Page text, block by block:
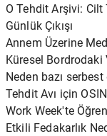
O Tehdit Arşivi: Cilt
Günlük Çıkışı
Annem Üzerine
Küresel Bordrodaki
Neden bazı
Tehdit Avı için
Work Week'te
Etkili Fedakarlık